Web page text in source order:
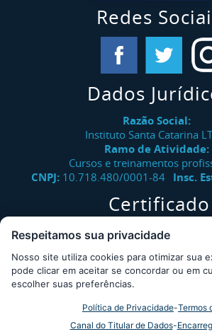
Redes
Dados
Razão Social:
Instituto Santa Catarina
Ramo de Atividade:
Cursos e treinamentos
CNPJ: 10.718.480/0001-84 Insc.
Certificado
Verifique a autenticidade de
Instituto Santa Catarina.
Consultar
Desde 2009 - Instituto Santa Catarina ©
Respeitamos sua privacidade
Nosso site utiliza cookies para otimizar sua
pode clicar em aceitar se concordar ou em
escolher suas preferências.
Política de Privacidade-Termos
Canal do Titular de Dados-